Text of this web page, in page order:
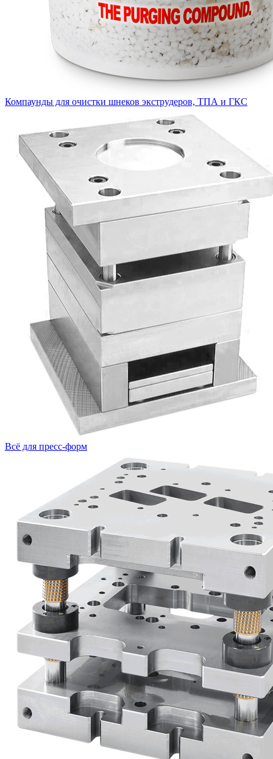
Компаунды для очистки шнеков экструдеров, ТПА и ГКС
Всё для пресс-форм